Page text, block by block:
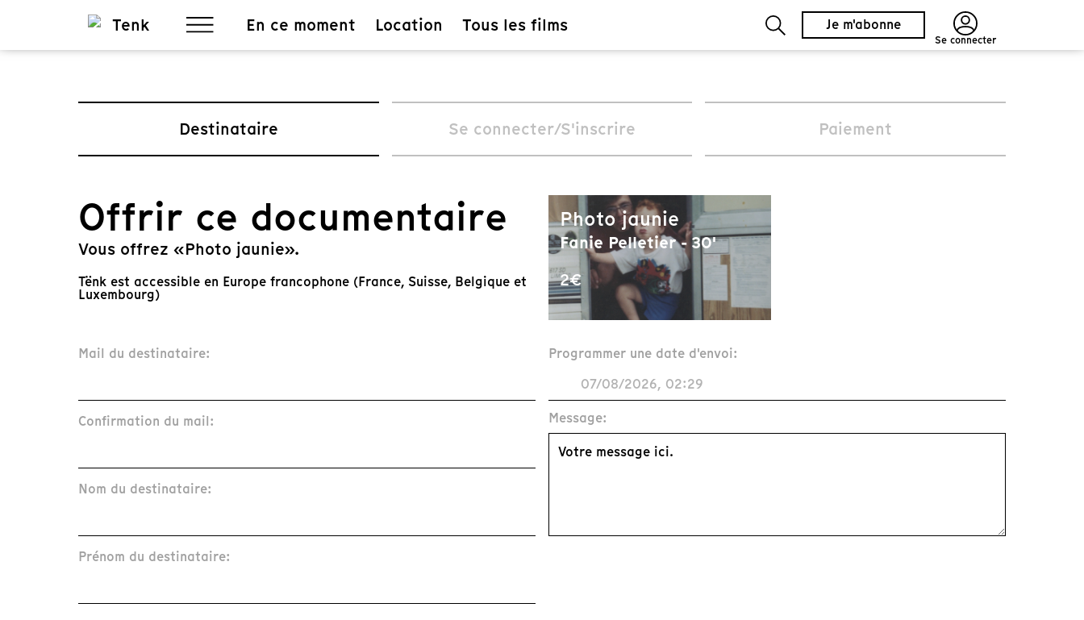
En ce moment Location Tous les films Je m'abonne
Se connecter
Destinataire Se connecter/S'inscrire Paiement
Offrir ce documentaire
Vous offrez «Photo jaunie».
Tënk est accessible en Europe francophone (France, Suisse, Belgique et
Luxembourg)
Photo jaunie
Fanie Pelletier - 30'
2€
Mail du destinataire:
Confirmation du mail:
Nom du destinataire:
Prénom du destinataire:
Programmer une date d'envoi:
Message: